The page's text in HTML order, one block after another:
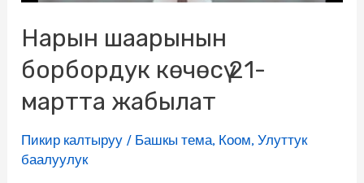
Нарын шаарынын
борбордук көчөсү 21-
мартта жабылат
Пикир калтыруу / Башкы тема, Коом,Улуттук
баалуулук